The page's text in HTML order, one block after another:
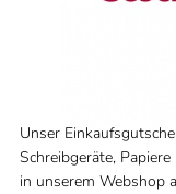
Unser
Schreibgeräte,
in unserem Webshop